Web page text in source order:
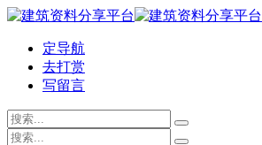
定导航
去打赏
写留言